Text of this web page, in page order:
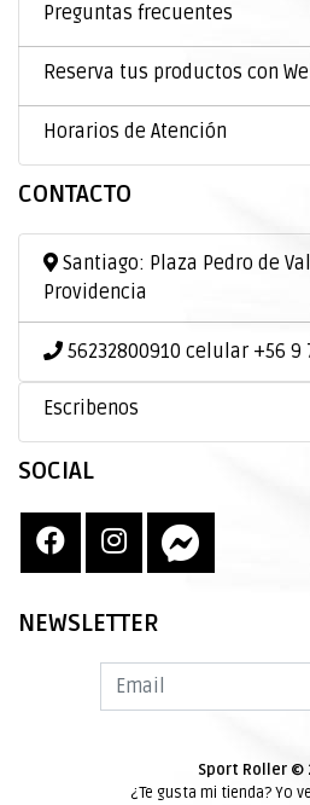
Preguntas frecuentes
Reserva tus productos con
Horarios de Atención
CONTACTO
Santiago: Plaza Pedro de
Providencia
56232800910 celular +56 9
Escribenos
SOCIAL
NEWSLETTER
Sport Roller ©
¿Te gusta mi tienda? Yo